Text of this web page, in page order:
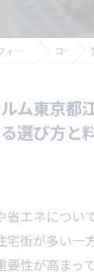
東京の窓ガラスフィルムなら高伸プランニング株式会社 コラム
ム東京都
選び方と
省エネについ
宅街が多い一
要性が高まっ